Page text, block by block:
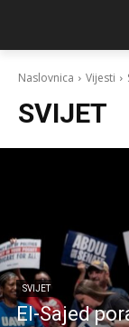
Naslovnica Vijesti
SVIJET
SVIJET
El-Sajed